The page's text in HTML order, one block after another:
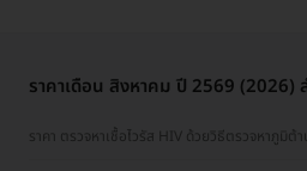
ราคาเดือน สิงหาคม ปี 2569 (2026)
ราคา ตรวจหาเชื้อไวรัส HIV ด้วยวิธีตรวจหาภูมิต้